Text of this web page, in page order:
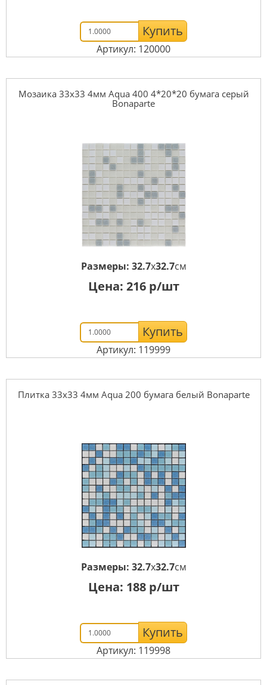
Купить
Артикул: 120000
Мозаика 33x33 4мм Aqua 400 4*20*20 бумага серый
Bonaparte
Размеры: 32.7x32.7см
Цена: 216р/шт
Купить
Артикул: 119999
Плитка 33x33 4мм Aqua 200 бумага белый Bonaparte
Размеры: 32.7x32.7см
Цена: 188р/шт
Купить
Артикул: 119998